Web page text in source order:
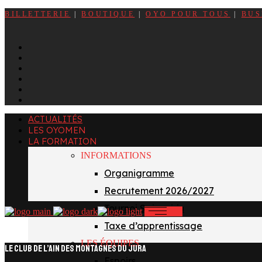
BILLETTERIE |BOUTIQUE |OYO POUR TOUS
ACTUALITÉS
LES OYOMEN
LA FORMATION
INFORMATIONS
Organigramme
Recrutement 2026/2027
Tournoi Sainvoirin
Taxe d’apprentissage
LES ÉQUIPES
LE CLUB DE L’AIN DES MONTAGNES DU JURA